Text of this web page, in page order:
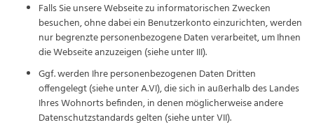
Falls Sie unsere Webseite zu informatorischen Zwecken
besuchen, ohne dabei ein Benutzerkonto einzurichten, werden
nur begrenzte personenbezogene Daten verarbeitet, um Ihnen
die Webseite anzuzeigen (siehe unter III).
Ggf. werden Ihre personenbezogenen Daten Dritten
offengelegt (siehe unter A.VI), die sich in außerhalb des Landes
Ihres Wohnorts befinden, in denen möglicherweise andere
Datenschutzstandards gelten (siehe unter VII).